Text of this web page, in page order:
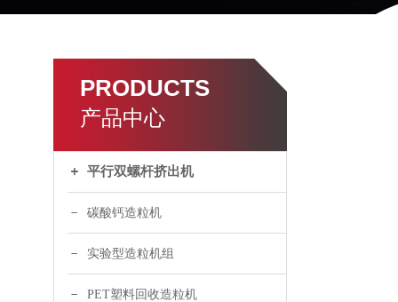
PRODUCTS
产品中心
平行双螺杆挤出机
碳酸钙造粒机
实验型造粒机组
PET塑料回收造粒机